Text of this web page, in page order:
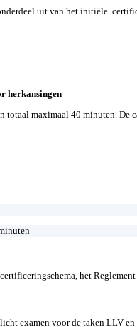
uit van het initiële
herkansingen
totaal maximaal 40 minuten.
het
examen voor de taken LLV